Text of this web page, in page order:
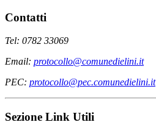
Contatti
Tel: 0782 33069
Email: protocollo@comunedielini.it
PEC: protocollo@pec.comunedielini.it
Sezione Link Utili